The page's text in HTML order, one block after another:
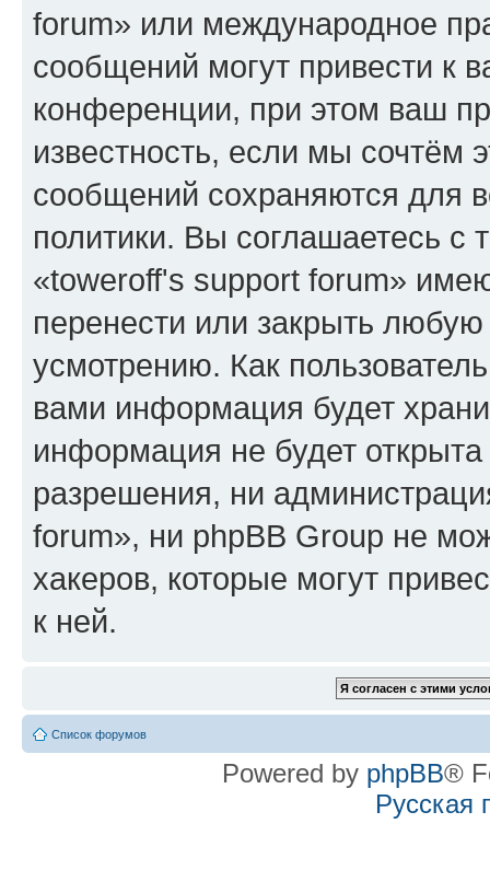
forum» или международное
сообщений могут привести к
конференции, при этом ваш
известность, если мы сочтём
сообщений сохраняются для
политики. Вы соглашаетесь
«toweroff's support forum»
перенести или закрыть
усмотрению. Как
вами информация будет
информация не будет
разрешения, ни
forum», ни phpBB Group не
хакеров, которые могут
к ней.
Список форумов
Powered by phpBB®
Русская